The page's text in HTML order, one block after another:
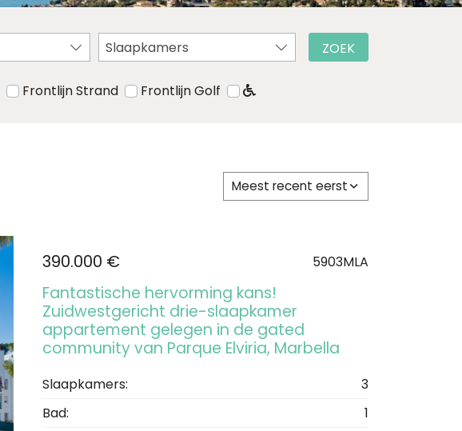
Slaapkamers
Frontlijn Strand Frontlijn Golf
ZOEK
Meest recent eerst
390.000 € 5903MLA
Fantastische hervorming kans!
Zuidwestgericht drie-slaapkamer
appartement gelegen in de gated
community van Parque Elviria, Marbella
Slaapkamers:
3
Bad:
1